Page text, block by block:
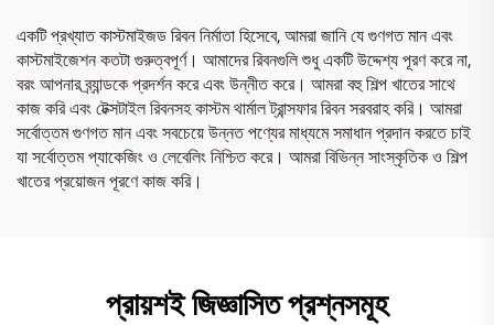
একটি প্রখ্যাত কাস্টমাইজড রিবন নির্মাতা হিসেবে, আমরা জানি যে গুণগত মান এবং
কাস্টমাইজেশন কতটা গুরুত্বপূর্ণ। আমাদের রিবনগুলি শুধু একটি উদ্দেশ্য পূরণ করে না,
বরং আপনার ব্র্যান্ডকে প্রদর্শন করে এবং উন্নীত করে। আমরা বহু শিল্প খাতের সাথে
কাজ করি এবং টেক্সটাইল রিবনসহ কাস্টম থার্মাল ট্রান্সফার রিবন সরবরাহ করি। আমরা
সর্বোত্তম গুণগত মান এবং সবচেয়ে উন্নত পণ্যের মাধ্যমে সমাধান প্রদান করতে চাই
যা সর্বোত্তম প্যাকেজিং ও লেবেলিং নিশ্চিত করে। আমরা বিভিন্ন সাংস্কৃতিক ও শিল্প
খাতের প্রয়োজন পূরণে কাজ করি।
প্রায়শই জিজ্ঞাসিত প্রশ্নসমূহ